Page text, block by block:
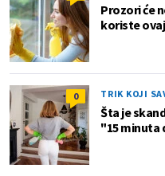
Prozori će
koriste
0 TRIK KOJI
Šta je
"15 minuta